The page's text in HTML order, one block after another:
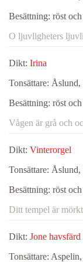
Besättning: röst
O ljuvligheters
Dikt: Irina
Tonsättare: Åslund,
Besättning: röst
Vågen är grå och
Dikt: Vinterorgel
Tonsättare: Åslund,
Besättning: röst
Ditt tempel är
Dikt: Jone havsfärd
Tonsättare: